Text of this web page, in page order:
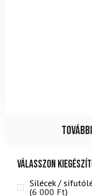
Válasszon
Sílécek /
(6 000 Ft)